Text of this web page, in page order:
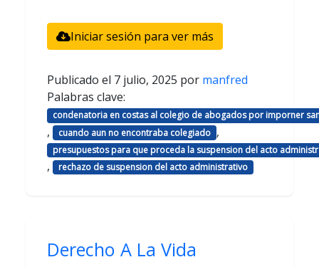
Iniciar sesión para ver más
Publicado el 7 julio, 2025 por manfred
Palabras clave:
condenatoria en costas al colegio de abogados por imporner
, cuando aun no encontraba colegiado ,
presupuestos para que proceda la suspension del acto
, rechazo de suspension del acto administrativo
Derecho A La Vida